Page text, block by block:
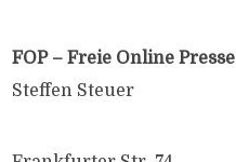
FOP – Freie Online Presse
Steffen Steuer